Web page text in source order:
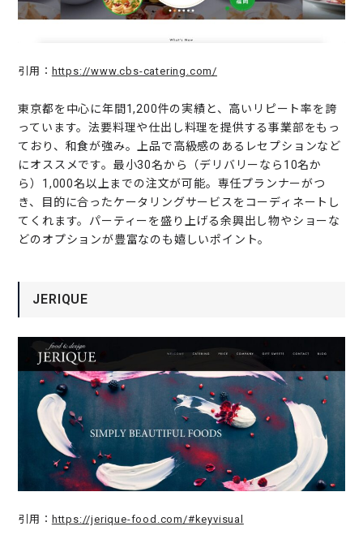
引用： https://www.cbs-catering.com/
東京都を中心に年間1,200件の実績と、高いリピート率を誇
っています。法要料理や仕出し料理を提供する事業部をもっ
ており、和食が強み。上品で高級感のあるレセプションなど
にオススメです。最小30名から（デリバリーなら10名か
ら）1,000名以上までの注文が可能。専任プランナーがつ
き、目的に合ったケータリングサービスをコーディネートし
てくれます。パーティーを盛り上げる余興出し物やショーな
どのオプションが豊富なのも嬉しいポイント。
JERIQUE
引用： https://jerique-food.com/#keyvisual